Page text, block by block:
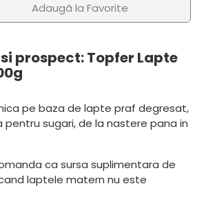
Adaugã la Favorite
prospect: Topfer Lapte
pe baza de lapte praf degresat,
sugari, de la nastere pana in
ca sursa suplimentara de
laptele matern nu este